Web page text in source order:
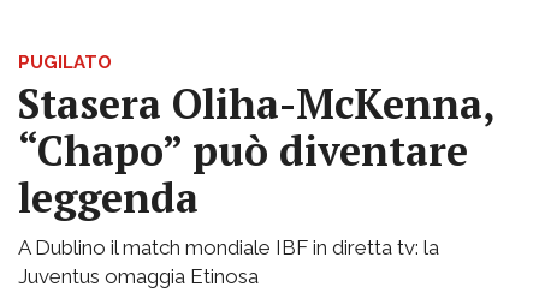
PUGILATO
Stasera Oliha-McKenna,
“Chapo” può diventare
leggenda
A Dublino il match mondiale IBF in diretta tv: la
Juventus omaggia Etinosa